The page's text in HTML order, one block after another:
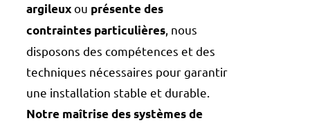
argileuxou présente des
contraintes particulières , nous
disposons des compétences et des
techniques nécessaires pour garantir
une installation stable et durable.
Notre maîtrise des systèmes de